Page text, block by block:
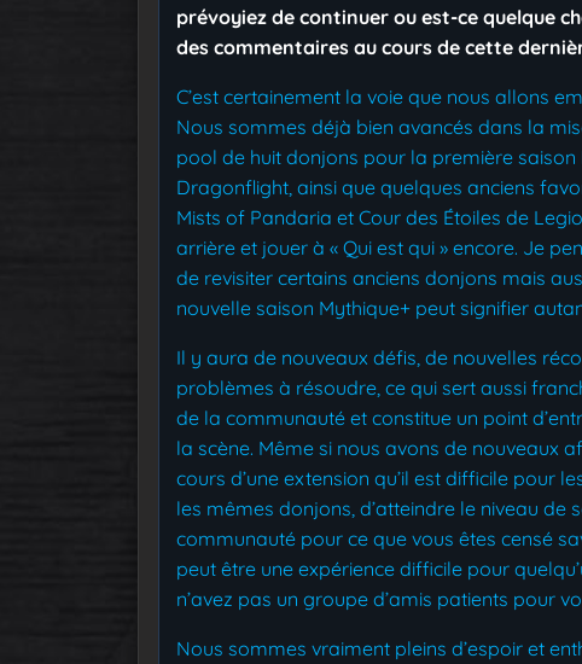
prévoyiez de continuer ou est-ce quelque
des commentaires au cours de cette
C’est certainement la voie que nous allons
Nous sommes déjà bien avancés dans la
pool de huit donjons pour la première
Dragonflight, ainsi que quelques anciens
Mists of Pandaria et Cour des Étoiles de
arrière et jouer à « Qui est qui » encore. Je
de revisiter certains anciens donjons mais
nouvelle saison Mythique+ peut signifier
Il y aura de nouveaux défis, de nouvelles
problèmes à résoudre, ce qui sert aussi
de la communauté et constitue un point
la scène. Même si nous avons de nouveaux
cours d’une extension qu’il est difficile pour
les mêmes donjons, d’atteindre le niveau de
communauté pour ce que vous êtes censé
peut être une expérience difficile pour
n’avez pas un groupe d’amis patients pour
Nous sommes vraiment pleins d’espoir et